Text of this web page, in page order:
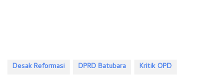
Desak Reformasi DPRD Batubara
Kritik OPD